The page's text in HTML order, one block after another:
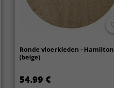
Ronde vloerkleden - Hamilton
(beige)
54.99 €